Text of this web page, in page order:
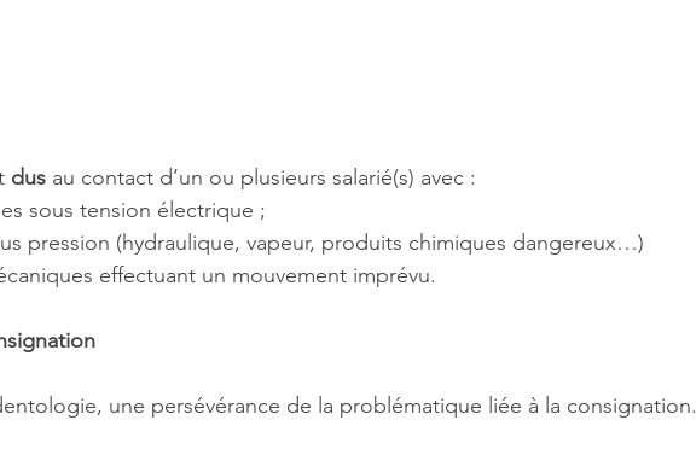
dus au contact d’un ou plusieurs salarié(s) avec :
sous tension électrique ;
pression (hydraulique, vapeur, produits chimiques dangereux…)
effectuant un mouvement imprévu.
une persévérance de la problématique liée à la consignation.